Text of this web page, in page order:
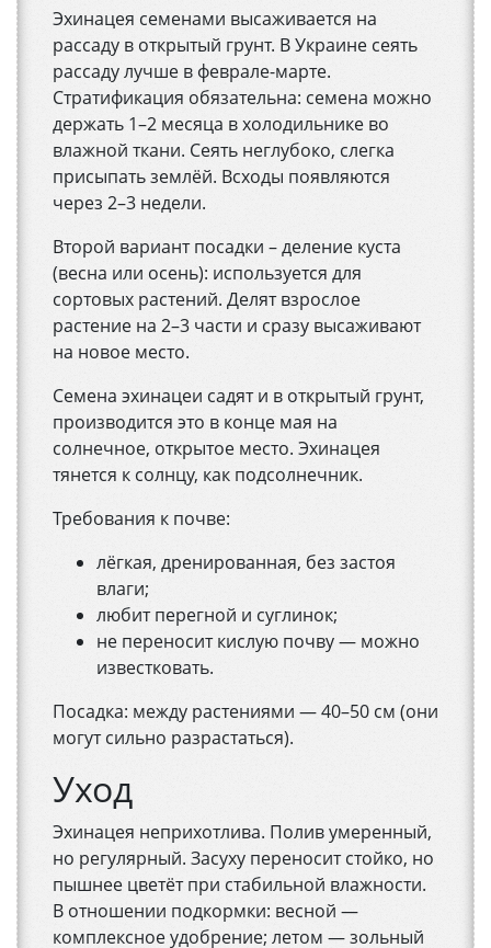
Эхинацея семенами высаживается на
рассаду в открытый грунт. В Украине сеять
рассаду лучше в феврале-марте.
Стратификация обязательна: семена можно
держать 1–2 месяца в холодильнике во
влажной ткани. Сеять неглубоко, слегка
присыпать землёй. Всходы появляются
через 2–3 недели.
Второй вариант посадки – деление куста
(весна или осень): используется для
сортовых растений. Делят взрослое
растение на 2–3 части и сразу высаживают
на новое место.
Семена эхинацеи садят и в открытый грунт,
производится это в конце мая на
солнечное, открытое место. Эхинацея
тянется к солнцу, как подсолнечник.
Требования к почве:
лёгкая, дренированная, без застоя
влаги;
любит перегной и суглинок;
не переносит кислую почву — можно
известковать.
Посадка: между растениями — 40–50 см (они
могут сильно разрастаться).
Уход
Эхинацея неприхотлива. Полив умеренный,
но регулярный. Засуху переносит стойко, но
пышнее цветёт при стабильной влажности.
В отношении подкормки: весной —
комплексное удобрение; летом — зольный